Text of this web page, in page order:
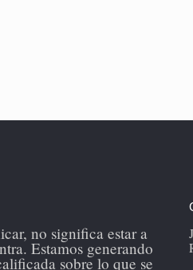
no significa estar a
Estamos generando
sobre lo que se